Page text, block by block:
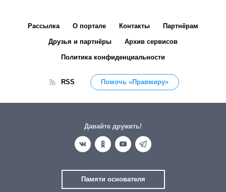
Рассылка О портале Контакты Партнёрам
Друзья и партнёры Архив сервисов
Политика конфиденциальности
RSS Помочь «Правмиру»
Давайте дружить!
Памяти основателя